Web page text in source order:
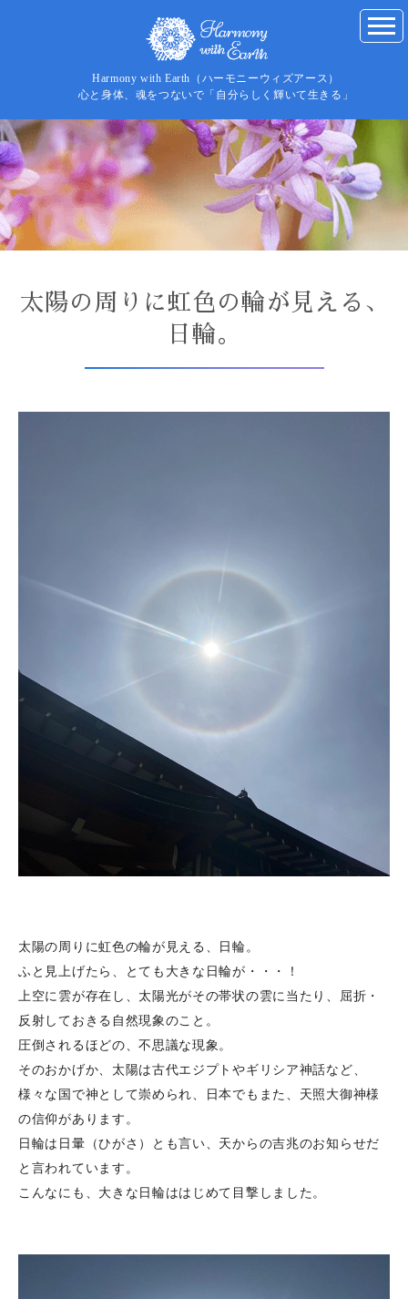
Harmony with Earth（ハーモニーウィズアース）
心と身体、魂をつないで「自分らしく輝いて生きる」
太陽の周りに虹色の輪が見える、
日輪。
太陽の周りに虹色の輪が見える、日輪。
ふと見上げたら、とても大きな日輪が・・・！
上空に雲が存在し、太陽光がその帯状の雲に当たり、屈折・
反射しておきる自然現象のこと。
圧倒されるほどの、不思議な現象。
そのおかげか、太陽は古代エジプトやギリシア神話など、
様々な国で神として崇められ、日本でもまた、天照大御神様
の信仰があります。
日輪は日暈（ひがさ）とも言い、天からの吉兆のお知らせだ
と言われています。
こんなにも、大きな日輪ははじめて目撃しました。